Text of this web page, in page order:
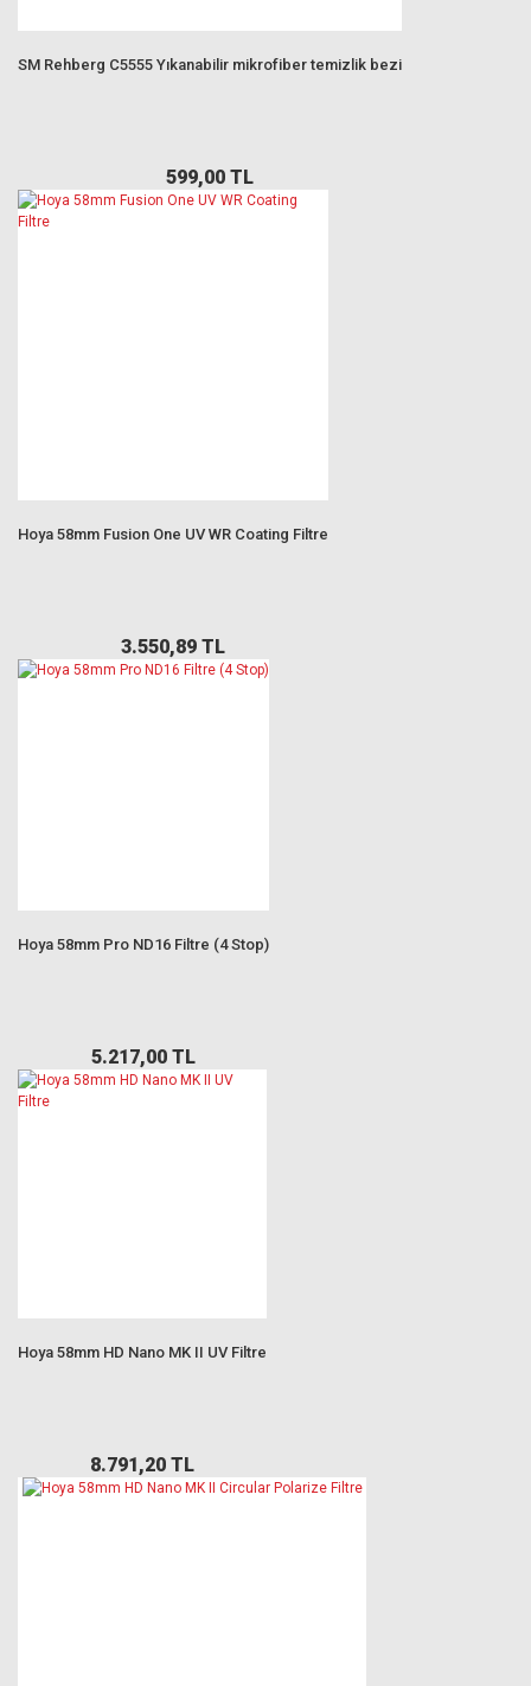
SM Rehberg C5555 Yıkanabilir mikrofiber temizlik bezi
599,00 TL
Hoya 58mm Fusion One UV WR Coating Filtre
3.550,89 TL
Hoya 58mm Pro ND16 Filtre (4 Stop)
5.217,00 TL
Hoya 58mm HD Nano MK II UV Filtre
8.791,20 TL